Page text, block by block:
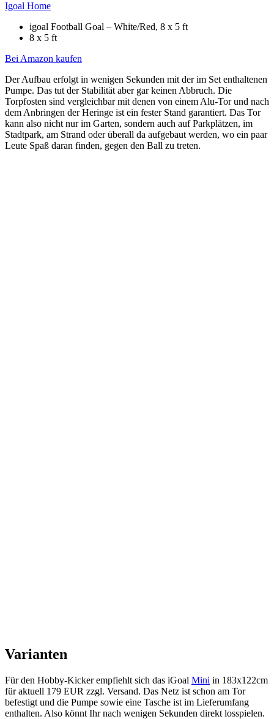
Igoal Home
igoal Football Goal – White/Red, 8 x 5 ft
8 x 5 ft
Bei Amazon kaufen
Der Aufbau erfolgt in wenigen Sekunden mit der im Set enthaltenen
Pumpe. Das tut der Stabilität aber gar keinen Abbruch. Die
Torpfosten sind vergleichbar mit denen von einem Alu-Tor und nach
dem Anbringen der Heringe ist ein fester Stand garantiert. Das Tor
kann also nicht nur im Garten, sondern auch auf Parkplätzen, im
Stadtpark, am Strand oder überall da aufgebaut werden, wo ein paar
Leute Spaß daran finden, gegen den Ball zu treten.
Varianten
Für den Hobby-Kicker empfiehlt sich das iGoal Mini in 183x122cm
für aktuell 179 EUR zzgl. Versand. Das Netz ist schon am Tor
befestigt und die Pumpe sowie eine Tasche ist im Lieferumfang
enthalten. Also könnt Ihr nach wenigen Sekunden direkt losspielen.